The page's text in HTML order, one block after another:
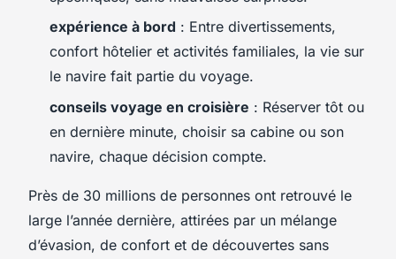
expérience à bord : Entre divertissements,
confort hôtelier et activités familiales, la vie sur
le navire fait partie du voyage.
conseils voyage en croisière : Réserver tôt ou
en dernière minute, choisir sa cabine ou son
navire, chaque décision compte.
Près de 30 millions de personnes ont retrouvé le
large l’année dernière, attirées par un mélange
d’évasion, de confort et de découvertes sans